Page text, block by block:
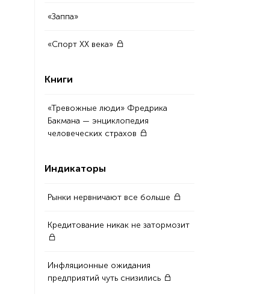
«Заппа»
«Спорт XX века»
Книги
«Тревожные люди» Фредрика
Бакмана — энциклопедия
человеческих страхов
Индикаторы
Рынки нервничают все больше
Кредитование никак не затормозит
Инфляционные ожидания
предприятий чуть снизились